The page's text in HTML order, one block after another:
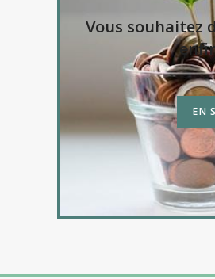
Vous souhaitez
EN